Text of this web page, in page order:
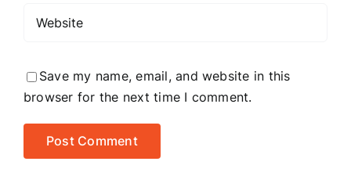
Save my name, email, and website in this
browser for the next time I comment.